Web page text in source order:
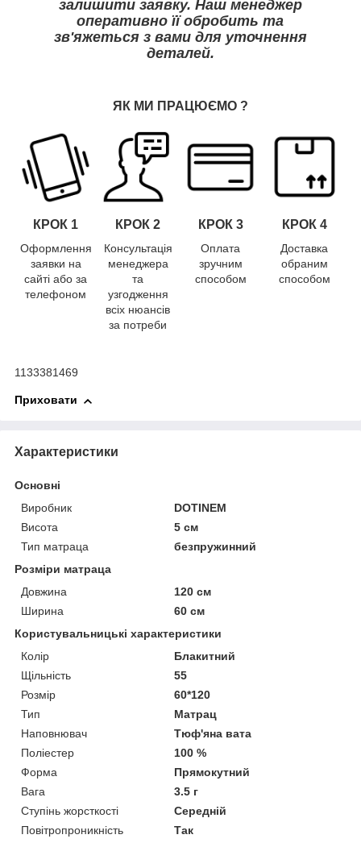
залишити заявку. Наш менеджер
оперативно її обробить та
зв'яжеться з вами для уточнення
деталей.
ЯК МИ ПРАЦЮЄМО ?
КРОК 1 КРОК 2 КРОК 3 КРОК 4
Оформлення
заявки на
сайті або за
телефоном
Консультація
менеджера
та
узгодження
всіх нюансів
за потреби
Оплата
зручним
способом
Доставка
обраним
способом
1133381469
Приховати
Характеристики
Основні
Виробник
DOTINEM
Висота
5 см
Тип матраца
безпружинний
Розміри матраца
Довжина
120 см
Ширина
60 см
Користувальницькі характеристики
Колір
Блакитний
Щільність
55
Розмір
60*120
Тип
Матрац
Наповнювач
Тюф'яна вата
Поліестер
100 %
Форма
Прямокутний
Вага
3.5 г
Ступінь жорсткості
Середній
Повітропроникність
Так